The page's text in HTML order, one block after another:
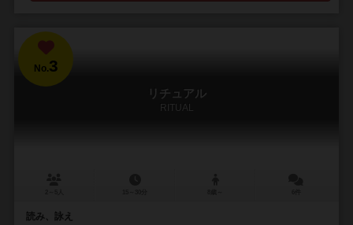
No.3
リチュアル
RITUAL
読み、詠え